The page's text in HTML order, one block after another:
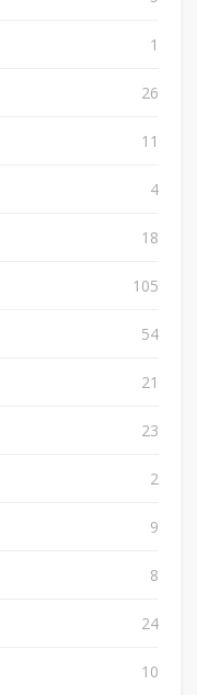
1
26
11
4
18
105
54
21
23
2
9
8
24
10